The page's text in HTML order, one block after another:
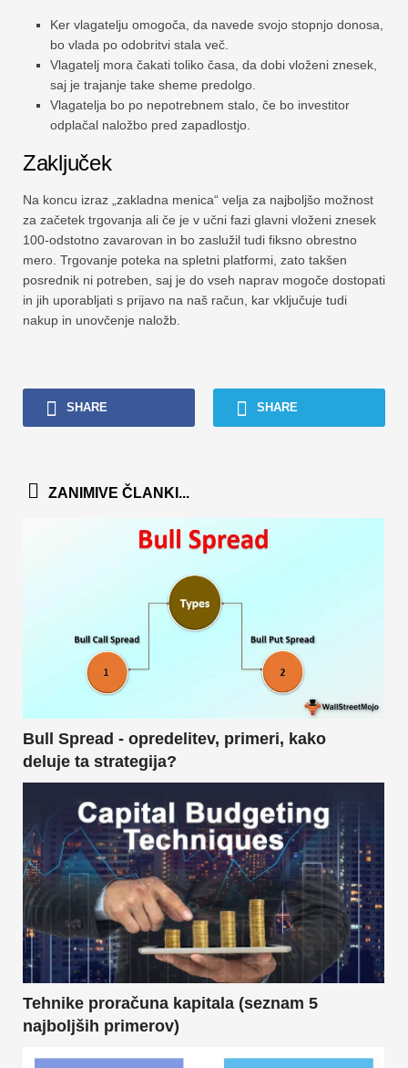
Ker vlagatelju omogoča, da navede svojo stopnjo donosa,
bo vlada po odobritvi stala več.
Vlagatelj mora čakati toliko časa, da dobi vloženi znesek,
saj je trajanje take sheme predolgo.
Vlagatelja bo po nepotrebnem stalo, če bo investitor
odplačal naložbo pred zapadlostjo.
Zaključek
Na koncu izraz „zakladna menica“ velja za najboljšo možnost
za začetek trgovanja ali če je v učni fazi glavni vloženi znesek
100-odstotno zavarovan in bo zaslužil tudi fiksno obrestno
mero. Trgovanje poteka na spletni platformi, zato takšen
posrednik ni potreben, saj je do vseh naprav mogoče dostopati
in jih uporabljati s prijavo na naš račun, kar vključuje tudi
nakup in unovčenje naložb.
SHARE SHARE
ZANIMIVE ČLANKI...
Bull Spread - opredelitev, primeri, kako
deluje ta strategija?
Tehnike proračuna kapitala (seznam 5
najboljših primerov)